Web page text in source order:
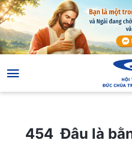
454 Đâu là